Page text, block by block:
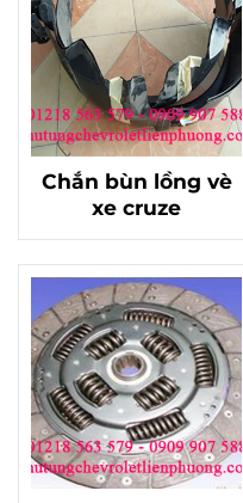
Chắn bùn lồng vè
xe cruze